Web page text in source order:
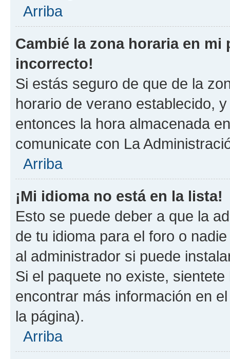
Arriba
Cambié la zona horaria en
incorrecto!
Si estás seguro de que de la
horario de verano establecido,
entonces la hora almacenada
comunicate con La
Arriba
¡Mi idioma no está en la lista!
Esto se puede deber a que la
de tu idioma para el foro o
al administrador si puede
Si el paquete no existe,
encontrar más información en
la página).
Arriba